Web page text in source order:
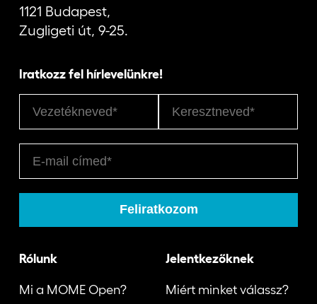
1121 Budapest,
Zugligeti út, 9-25.
Iratkozz fel hírlevelünkre!
Rólunk
Mi a MOME Open?
Jelentkezőknek
Miért minket válassz?